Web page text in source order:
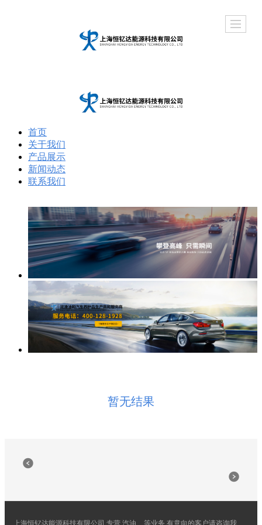
首页
关于我们
产品展示
新闻动态
联系我们
暂无结果
上海恒钇达能源科技有限公司,专营 汽油 等业务,有意向的客户请咨询我